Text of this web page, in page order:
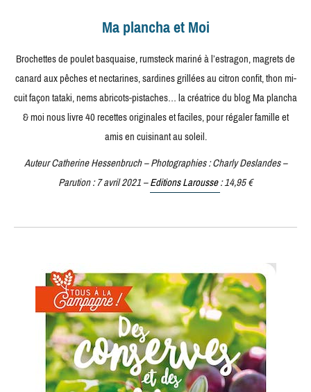
Ma plancha et Moi
Brochettes de poulet basquaise, rumsteck mariné à l’estragon, magrets de
canard aux pêches et nectarines, sardines grillées au citron confit, thon mi-
cuit façon tataki, nems abricots-pistaches… la créatrice du blog Ma plancha
& moi nous livre 40 recettes originales et faciles, pour régaler famille et
amis en cuisinant au soleil.
Auteur Catherine Hessenbruch – Photographies : Charly Deslandes –
Parution : 7 avril 2021 –Editions Larousse: 14,95 €